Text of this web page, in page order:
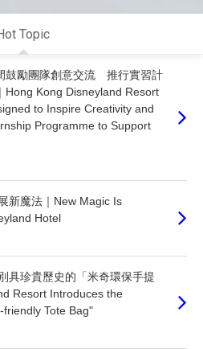
Topic
鼓勵團隊創意交流 推行實習計
Hong Kong Disneyland Resort
to Inspire Creativity and
Programme to Support
新魔法｜New Magic Is
Hotel
具珍貴歷史的「米奇環保手提
Resort Introduces the
Tote Bag"